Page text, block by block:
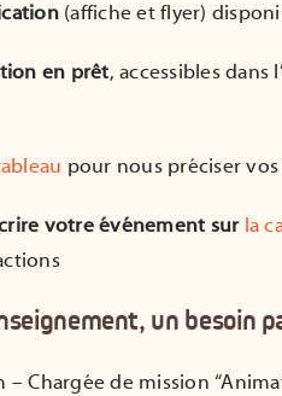
(affiche et flyer)
en prêt, accessibles dans
pour nous préciser vos
votre événement sur la
un besoin
– Chargée de mission